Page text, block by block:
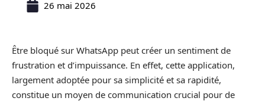
26 mai 2026
Être bloqué sur WhatsApp peut créer un sentiment de
frustration et d’impuissance. En effet, cette application,
largement adoptée pour sa simplicité et sa rapidité,
constitue un moyen de communication crucial pour de